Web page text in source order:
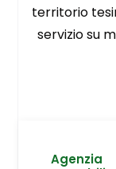
territorio
servizio su
Agenzia